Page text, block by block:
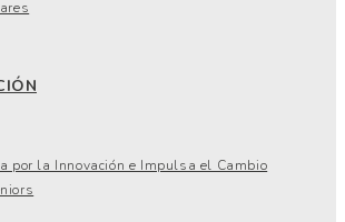
por la Innovación e Impulsa el Cambio